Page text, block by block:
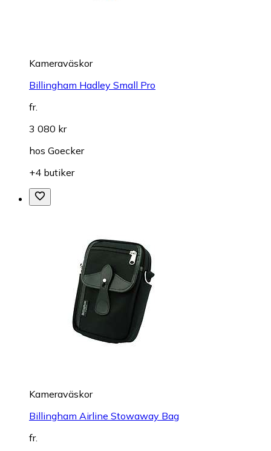
Kameraväskor
Billingham Hadley Small Pro
fr.
3 080 kr
hos Goecker
+4 butiker
Kameraväskor
Billingham Airline Stowaway Bag
fr.